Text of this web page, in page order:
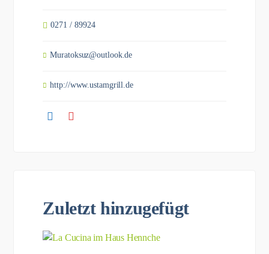
0271 / 89924
Muratoksuz@outlook.de
http://www.ustamgrill.de
Zuletzt hinzugefügt